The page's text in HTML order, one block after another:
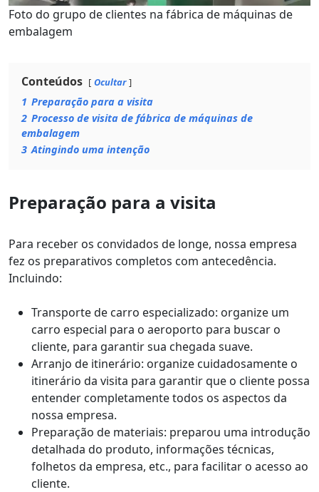
Foto do grupo de clientes na fábrica de máquinas de
embalagem
Conteúdos Ocultar
1 Preparação para a visita
2 Processo de visita de fábrica de máquinas de
embalagem
3 Atingindo uma intenção
Preparação para a visita
Para receber os convidados de longe, nossa empresa
fez os preparativos completos com antecedência.
Incluindo:
Transporte de carro especializado: organize um
carro especial para o aeroporto para buscar o
cliente, para garantir sua chegada suave.
Arranjo de itinerário: organize cuidadosamente o
itinerário da visita para garantir que o cliente possa
entender completamente todos os aspectos da
nossa empresa.
Preparação de materiais: preparou uma introdução
detalhada do produto, informações técnicas,
folhetos da empresa, etc., para facilitar o acesso ao
cliente.